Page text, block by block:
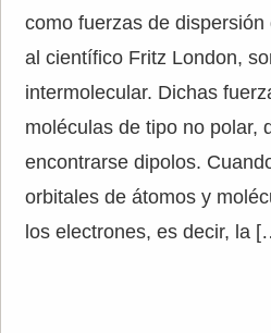
como fuerzas de
al científico Fritz London,
intermolecular. Dichas
moléculas de tipo no polar,
encontrarse dipolos.
orbitales de átomos y
los electrones, es decir, la